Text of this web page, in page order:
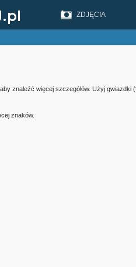
ZDJĘCIA
znaleźć więcej szczegółów. Użyj gwiazdki
znaków.